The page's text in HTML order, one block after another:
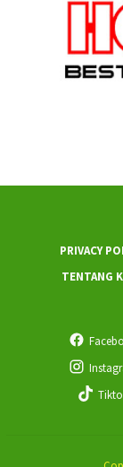
PRIVACY
TENTANG